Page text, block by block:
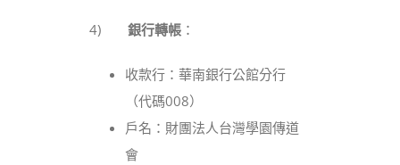
4) 銀行轉帳 ：
收款行：華南銀行公館分行
（代碼008）
戶名：財團法人台灣學園傳道
會